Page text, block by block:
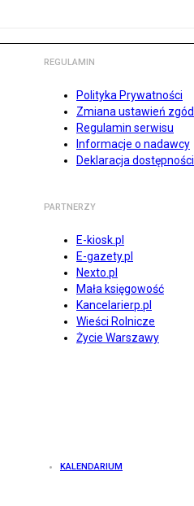
REGULAMIN
Polityka Prywatności
Zmiana ustawień zgód
Regulamin serwisu
Informacje o nadawcy
Deklaracja dostępności
PARTNERZY
E-kiosk.pl
E-gazety.pl
Nexto.pl
Mała księgowość
Kancelarierp.pl
Wieści Rolnicze
Życie Warszawy
KALENDARIUM